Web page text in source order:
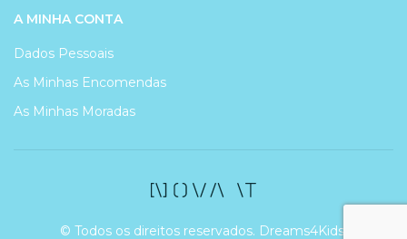
A MINHA CONTA
Dados Pessoais
As Minhas Encomendas
As Minhas Moradas
© Todos os direitos reservados. Dreams4Kids.